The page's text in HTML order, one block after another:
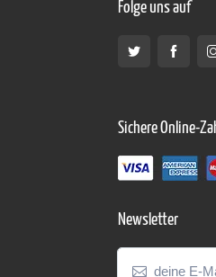
Folge uns auf
Sichere Online-
Newsletter